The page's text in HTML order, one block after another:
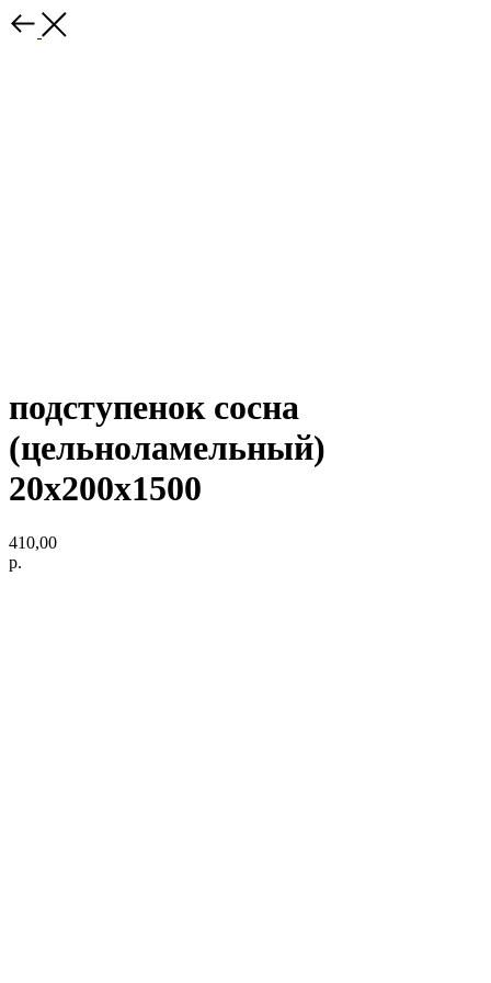
подступенок сосна
(цельноламельный)
20х200х1500
410,00
р.